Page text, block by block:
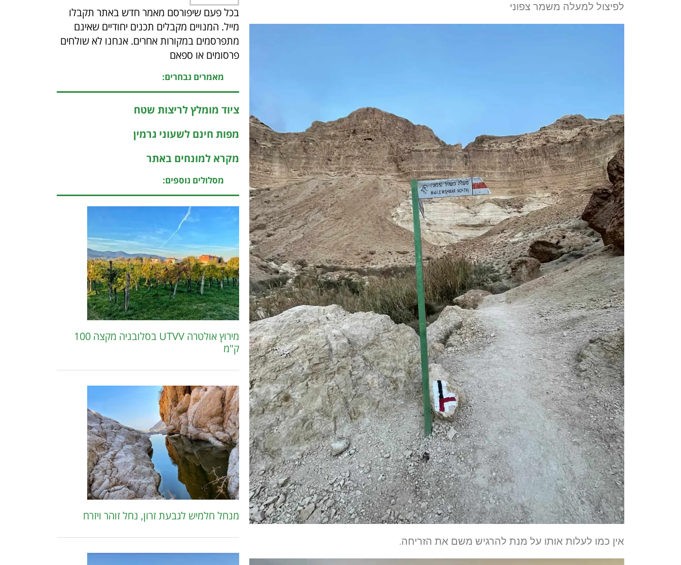
לפיצול למעלה משמר צפוני
אין כמו לעלות אותו על מנת להרגיש משם את הזריחה.
בכל פעם שיפורסם מאמר חדש באתר תקבלו
מייל. המנויים מקבלים תכנים יחודיים שאינם
מתפרסמים במקורות אחרים. אנחנו לא שולחים
פרסומים או ספאם
מאמרים נבחרים:
ציוד מומלץ לריצות שטח
מפות חינם לשעוני גרמין
מקרא למונחים באתר
מסלולים נוספים:
מירוץ אולטרה UTVV בסלובניה מקצה 100
ק"מ
מנחל חלמיש לגבעת זרון, נחל זוהר ויזרח